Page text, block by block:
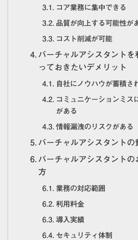
コア業務に集中できる
品質が向上する可能性が
コスト削減が可能
バーチャルアシスタントを
っておきたいデメリット
自社にノウハウが蓄積さ
コミュニケーションミス
がある
情報漏洩のリスクがある
バーチャルアシスタントの
バーチャルアシスタントの
方
業務の対応範囲
利用料金
導入実績
セキュリティ体制